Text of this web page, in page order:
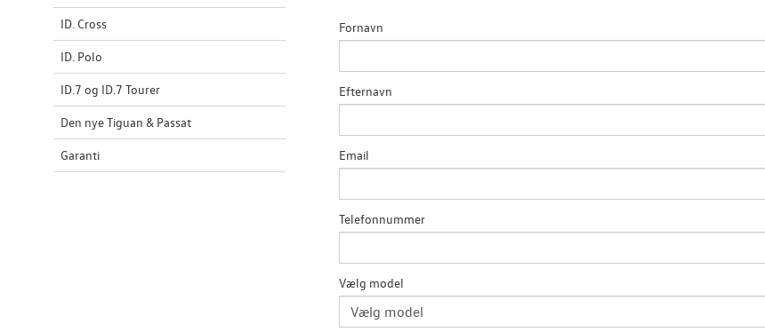
ID. Cross
ID. Polo
ID.7 og ID.7 Tourer
Den nye Tiguan & Passat
Garanti
Fornavn
Efternavn
Email
Telefonnummer
Vælg model